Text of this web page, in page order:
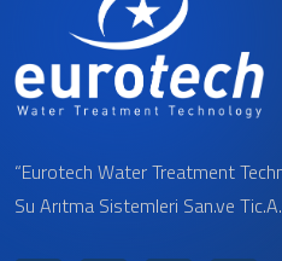
“Eurotech Water Treatment
Su Arıtma Sistemleri San.ve